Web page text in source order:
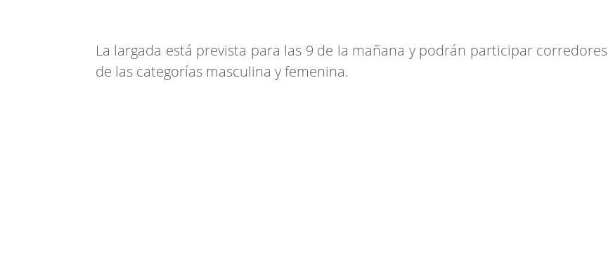
La largada está prevista para las 9 de la mañana y podrán participar corredores
de las categorías masculina y femenina.